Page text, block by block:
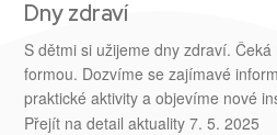
Dny zdraví
S dětmi si užijeme dny zdraví.
formou. Dozvíme se zajímavé
praktické aktivity a objevíme nové
Přejít na detail aktuality 7. 5. 2025